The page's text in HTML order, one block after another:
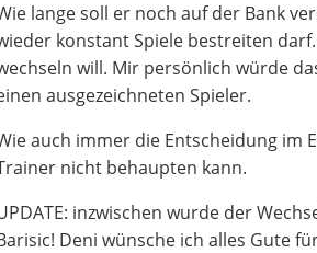
lange soll er noch auf der Bank
konstant Spiele bestreiten
will. Mir persönlich würde
ausgezeichneten Spieler.
auch immer die Entscheidung im
nicht behaupten kann.
inzwischen wurde der
Deni wünsche ich alles Gute